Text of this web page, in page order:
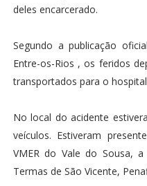
deles encarcerado.
Segundo a publicação
Entre-os-Rios , os feridos
transportados para o
No local do acidente
veículos. Estiveram
VMER do Vale do Sousa,
Termas de São Vicente,